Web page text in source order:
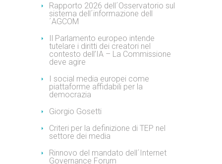
Rapporto 2026 dell´Osservatorio sul
sistema dell´informazione dell
´AGCOM
Il Parlamento europeo intende
tutelare i diritti dei creatori nel
contesto dell’IA – La Commissione
deve agire
I social media europei come
piattaforme affidabili per la
democrazia
Giorgio Gosetti
Criteri per la definizione di TEP nel
settore dei media
Rinnovo del mandato dell´Internet
Governance Forum